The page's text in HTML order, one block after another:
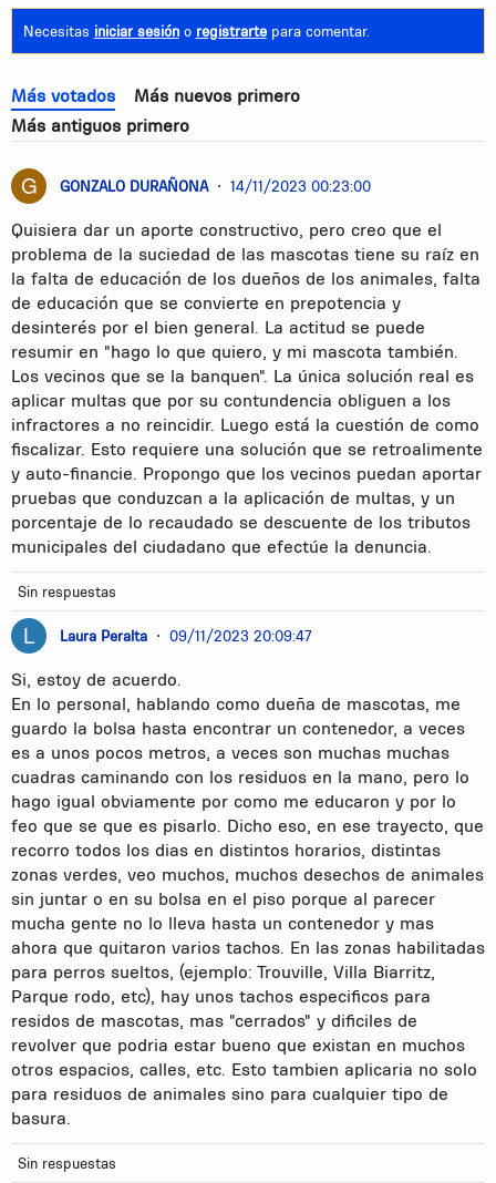
Necesitas iniciar sesióno registrartepara comentar.
Más votados
Más nuevos primero
Más antiguos primero
GONZALO DURAÑONA• 14/11/2023 00:23:00
Quisiera dar un aporte constructivo, pero creo que el
problema de la suciedad de las mascotas tiene su raíz en
la falta de educación de los dueños de los animales, falta
de educación que se convierte en prepotencia y
desinterés por el bien general. La actitud se puede
resumir en "hago lo que quiero, y mi mascota también.
Los vecinos que se la banquen". La única solución real es
aplicar multas que por su contundencia obliguen a los
infractores a no reincidir. Luego está la cuestión de como
fiscalizar. Esto requiere una solución que se retroalimente
y auto-financie. Propongo que los vecinos puedan aportar
pruebas que conduzcan a la aplicación de multas, y un
porcentaje de lo recaudado se descuente de los tributos
municipales del ciudadano que efectúe la denuncia.
Sin respuestas
Laura Peralta • 09/11/2023 20:09:47
Si, estoy de acuerdo.
En lo personal, hablando como dueña de mascotas, me
guardo la bolsa hasta encontrar un contenedor, a veces
es a unos pocos metros, a veces son muchas muchas
cuadras caminando con los residuos en la mano, pero lo
hago igual obviamente por como me educaron y por lo
feo que se que es pisarlo. Dicho eso, en ese trayecto, que
recorro todos los dias en distintos horarios, distintas
zonas verdes, veo muchos, muchos desechos de animales
sin juntar o en su bolsa en el piso porque al parecer
mucha gente no lo lleva hasta un contenedor y mas
ahora que quitaron varios tachos. En las zonas habilitadas
para perros sueltos, (ejemplo: Trouville, Villa Biarritz,
Parque rodo, etc), hay unos tachos especificos para
residos de mascotas, mas "cerrados" y dificiles de
revolver que podria estar bueno que existan en muchos
otros espacios, calles, etc. Esto tambien aplicaria no solo
para residuos de animales sino para cualquier tipo de
basura.
Sin respuestas